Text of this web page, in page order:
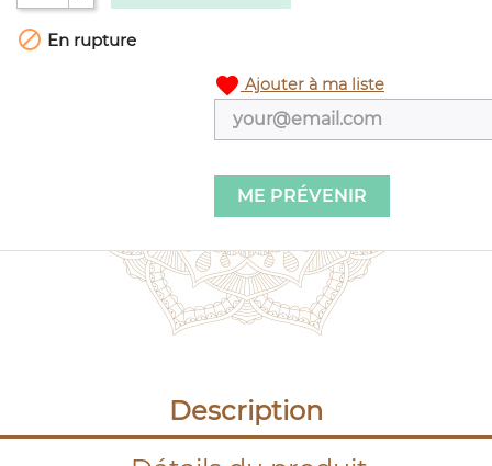
 En rupture
favorite Ajouter à ma liste
ME PRÉVENIR
Description